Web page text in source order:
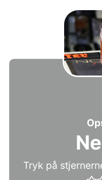
Tryk på